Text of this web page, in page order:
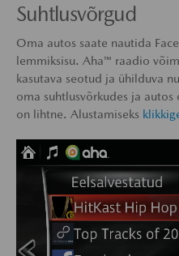
Suhtlusvõrgud
Oma autos saate nautida
lemmiksisu. Aha™ raadio
kasutava seotud ja ühilduva
oma suhtlusvõrkudes ja
on lihtne. Alustamiseks